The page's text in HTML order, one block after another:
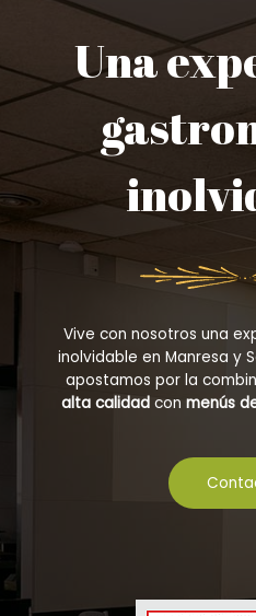
Una
Vive con nosotros una
inolvidable en Manresa y
apostamos por la
alta calidad con menús